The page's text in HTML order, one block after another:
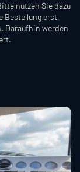
nutzen Sie dazu
Bestellung erst,
Daraufhin werden